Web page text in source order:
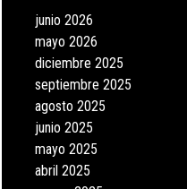
junio 2026
mayo 2026
diciembre 2025
septiembre 2025
agosto 2025
junio 2025
mayo 2025
abril 2025